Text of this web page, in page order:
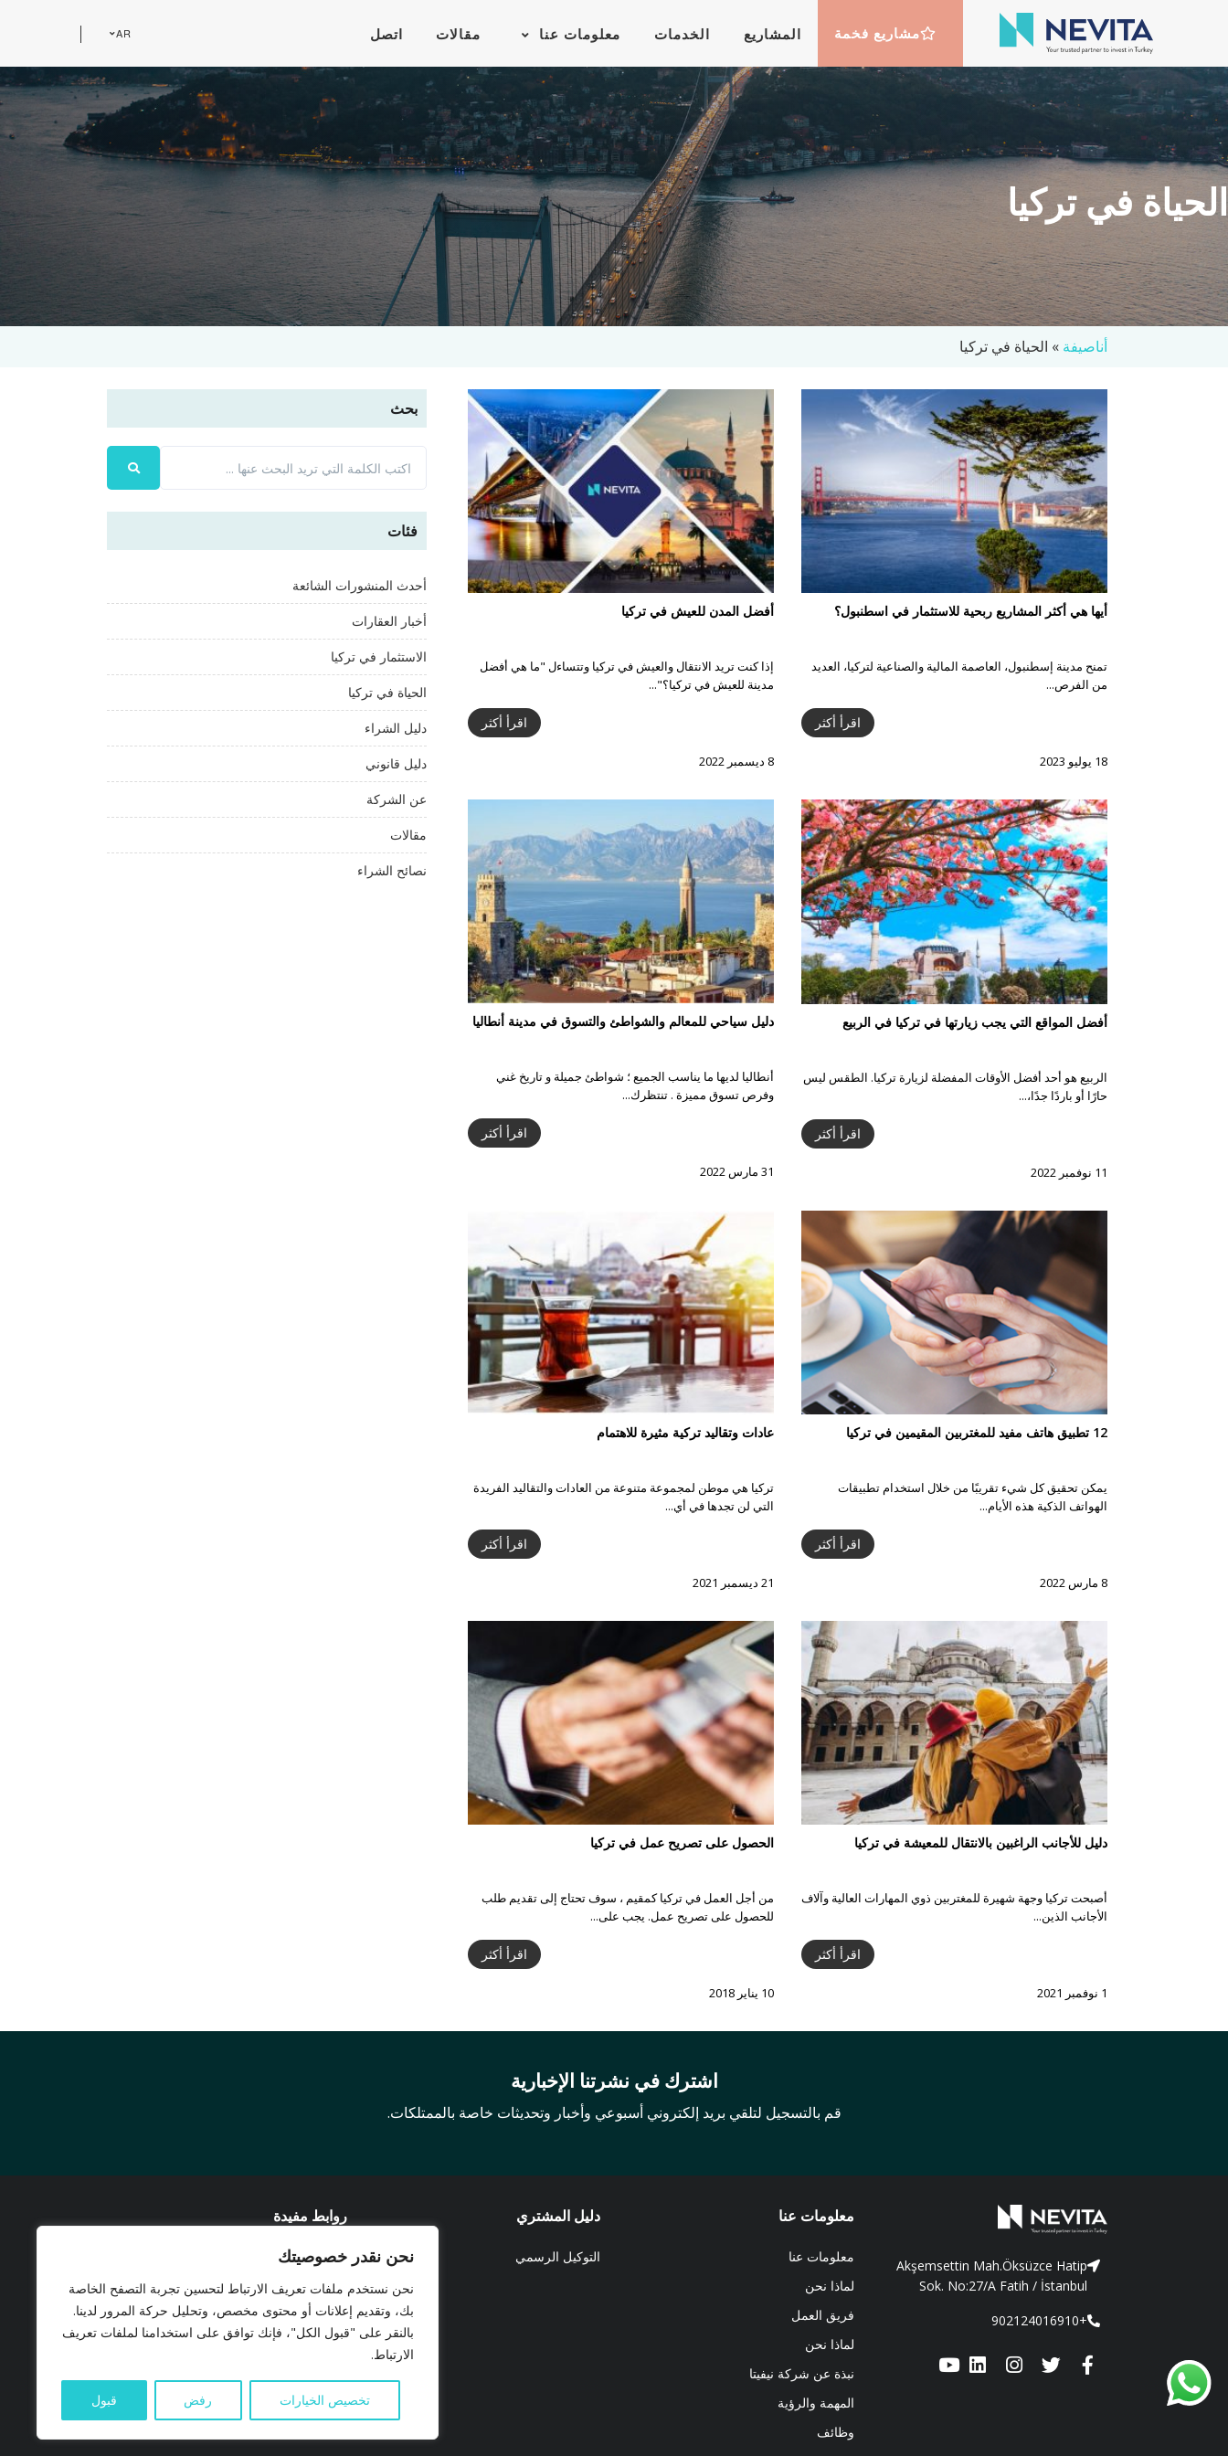
نحن نقدر خصوصيتك
نحن نستخدم ملفات تعريف الارتباط لتحسين تجربة التصفح الخاصة
بك، وتقديم إعلانات أو محتوى مخصص، وتحليل حركة المرور لدينا.
بالنقر على "قبول الكل"، فإنك توافق على استخدامنا لملفات تعريف
الارتباط.
تخصيص الخيارات رفض قبول
مشاريع فخمة المشاريع الخدمات معلومات عنا مقالات اتصل AR
الحياة في تركيا
أناصيفة » الحياة في تركيا
أيها هي أكثر المشاريع ربحية للاستثمار في اسطنبول؟
تمنح مدينة إسطنبول، العاصمة المالية والصناعية لتركيا، العديد
من الفرص...
اقرأ أكثر
18 يوليو 2023
أفضل المدن للعيش في تركيا
إذا كنت تريد الانتقال والعيش في تركيا وتتساءل "ما هي أفضل
مدينة للعيش في تركيا؟"...
اقرأ أكثر
8 ديسمبر 2022
أفضل المواقع التي يجب زيارتها في تركيا في الربيع
الربيع هو أحد أفضل الأوقات المفضلة لزيارة تركيا. الطقس ليس
حارًا أو باردًا جدًا،...
اقرأ أكثر
11 نوفمبر 2022
دليل سياحي للمعالم والشواطئ والتسوق في مدينة أنطاليا
أنطاليا لديها ما يناسب الجميع ؛ شواطئ جميلة و تاريخ غني
وفرص تسوق مميزة . تنتظرك...
اقرأ أكثر
31 مارس 2022
12 تطبيق هاتف مفيد للمغتربين المقيمين في تركيا
يمكن تحقيق كل شيء تقريبًا من خلال استخدام تطبيقات
الهواتف الذكية هذه الأيام...
اقرأ أكثر
8 مارس 2022
عادات وتقاليد تركية مثيرة للاهتمام
تركيا هي موطن لمجموعة متنوعة من العادات والتقاليد الفريدة
التي لن تجدها في أي...
اقرأ أكثر
21 ديسمبر 2021
دليل للأجانب الراغبين بالانتقال للمعيشة في تركيا
أصبحت تركيا وجهة شهيرة للمغتربين ذوي المهارات العالية وآلاف
الأجانب الذين...
اقرأ أكثر
1 نوفمبر 2021
الحصول على تصريح عمل في تركيا
من أجل العمل في تركيا كمقيم ، سوف تحتاج إلى تقديم طلب
للحصول على تصريح عمل. يجب على...
اقرأ أكثر
10 يناير 2018
بحث
Nerde
فئات
أحدث المنشورات الشائعة
أخبار العقارات
الاستثمار في تركيا
الحياة في تركيا
دليل الشراء
دليل قانوني
عن الشركة
مقالات
نصائح الشراء
اشترك في نشرتنا الإخبارية
قم بالتسجيل لتلقي بريد إلكتروني أسبوعي وأخبار وتحديثات خاصة بالممتلكات.
Akşemsettin Mah.Öksüzce Hatip
Sok. No:27/A Fatih / İstanbul
+902124016910
معلومات عنا
معلومات عنا
لماذا نحن
فريق العمل
لماذا نحن
نبذة عن شركة نيفيتا
المهمة والرؤية
وظائف
دليل المشتري
التوكيل الرسمي
روابط مفيدة
المشاريع
مدونة
سياسة الخصوصية و ملفات الارتباط